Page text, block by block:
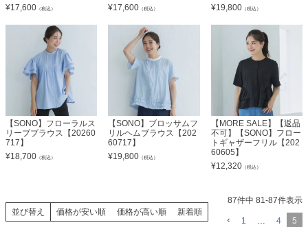
¥17,600 （税込）
¥17,600 （税込）
¥19,800（税込）
【SONO】フローラルス
リーブブラウス【20260
717】
¥18,700 （税込）
【SONO】ブロッサムフ
リルヘムブラウス【202
60717】
¥19,800 （税込）
【MORE SALE】【返品
不可】【SONO】フロー
トギャザーフリル【202
60605】
¥12,320（税込）
並び替え 価格が安い順 価格が高い順 新着順
87件中 81-87件表示
1 … 4 5